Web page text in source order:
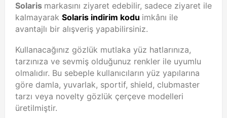
Solaris markasını ziyaret edebilir, sadece ziyaret ile
kalmayarak Solaris indirim kodu imkânı ile
avantajlı bir alışveriş yapabilirsiniz.
Kullanacağınız gözlük mutlaka yüz hatlarınıza,
tarzınıza ve sevmiş olduğunuz renkler ile uyumlu
olmalıdır. Bu sebeple kullanıcıların yüz yapılarına
göre damla, yuvarlak, sportif, shield, clubmaster
tarzı veya novelty gözlük çerçeve modelleri
üretilmiştir.